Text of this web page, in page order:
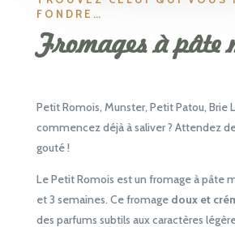
FONDRE…
Fromages à pâte
Petit Romois, Munster, Petit Patou, Brie
commencez déjà à saliver ? Attendez
gouté !
Le Petit Romois est un fromage à pâte
et 3 semaines. Ce fromage doux et
des parfums subtils aux caractères